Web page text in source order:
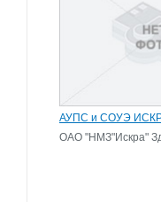
АУПС и СОУЭ
ОАО "НМЗ"Искра"